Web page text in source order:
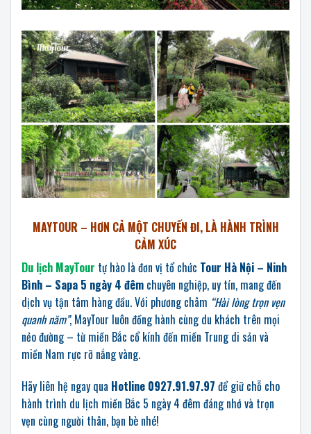
MAYTOUR – HƠN CẢ MỘT CHUYẾN ĐI, LÀ HÀNH TRÌNH
CẢM XÚC
Du lịch MayTour tự hào là đơn vị tổ chức Tour Hà Nội – Ninh
Bình – Sapa 5 ngày 4 đêm chuyên nghiệp, uy tín, mang đến
dịch vụ tận tâm hàng đầu. Với phương châm “Hài lòng trọn vẹn
quanh năm”, MayTour luôn đồng hành cùng du khách trên mọi
nẻo đường – từ miền Bắc cổ kính đến miền Trung di sản và
miền Nam rực rỡ nắng vàng.
Hãy liên hệ ngay qua Hotline 0927.91.97.97 để giữ chỗ cho
hành trình du lịch miền Bắc 5 ngày 4 đêm đáng nhớ và trọn
vẹn cùng người thân, bạn bè nhé!